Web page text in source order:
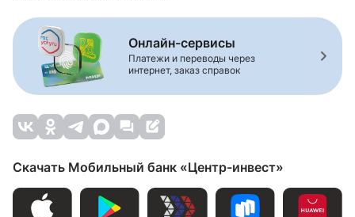
Онлайн-сервисы
Платежи и переводы через
интернет, заказ справок
Скачать Мобильный банк «Центр-инвест»